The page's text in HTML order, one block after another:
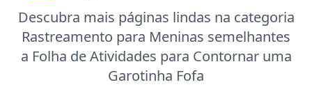
Descubra mais páginas lindas na categoria
Rastreamento para Meninas semelhantes
a Folha de Atividades para Contornar uma
Garotinha Fofa